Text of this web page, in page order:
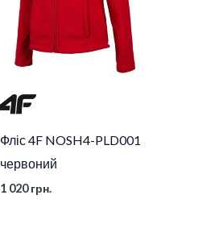
Фліс 4F NOSH4-PLD001
червоний
1 020грн.